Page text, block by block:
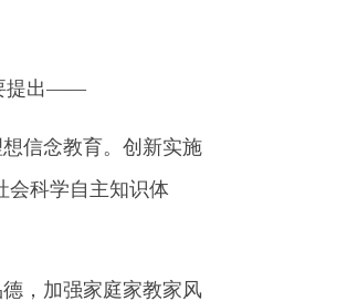
提出——
信念教育。创新实施
会科学自主知识体
，加强家庭家教家风